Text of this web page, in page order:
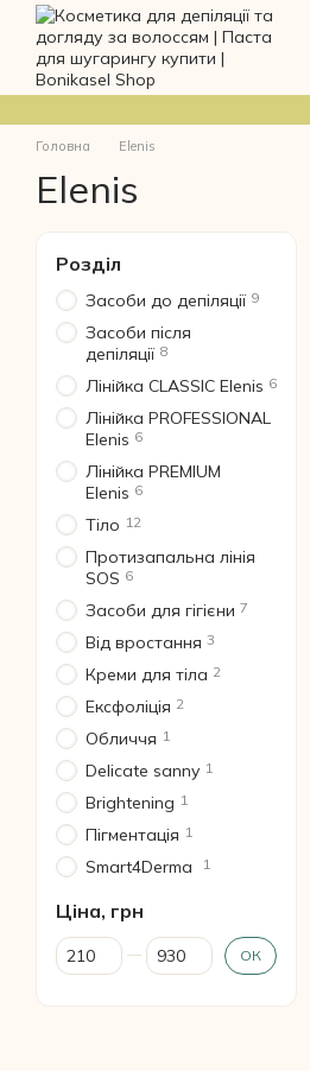
Перейти до основного контенту
Головна Elenis
Elenis
Розділ
Засоби до депіляції 9
Засоби після
депіляції 8
Лінійка CLASSIC Elenis 6
Лінійка PROFESSIONAL
Elenis 6
Лінійка PREMIUM
Elenis 6
Тіло 12
Протизапальна лінія
SOS 6
Засоби для гігієни 7
Від вростання 3
Креми для тіла 2
Ексфоліція 2
Обличчя 1
Delicate sanny 1
Brightening 1
Пігментація 1
Smart4Derma 1
Ціна, грн
Від Ціна, грн
До Ціна, грн ОК